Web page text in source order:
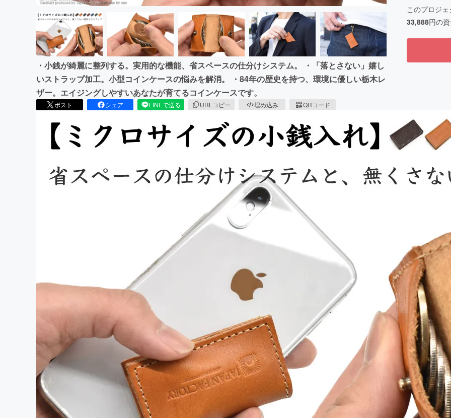
・小銭が綺麗に整列する。実用的な機能、省スペースの仕分けシステム。 ・「落とさない」嬉し
いストラップ加工。小型コインケースの悩みを解消。 ・84年の歴史を持つ、環境に優しい栃木レ
ザー。エイジングしやすいあなたが育てるコインケースです。
ポスト シェア LINEで送る URLコピー 埋め込み QRコード
このプロジ
33,888円の